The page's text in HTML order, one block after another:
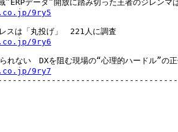
9ry5
9ry6
9ry7